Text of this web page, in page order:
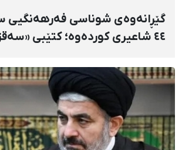
گێڕانەوەی شوناسی فەرهەنگیی
٤٤ شاعیری کوردەوە؛ کتێبی